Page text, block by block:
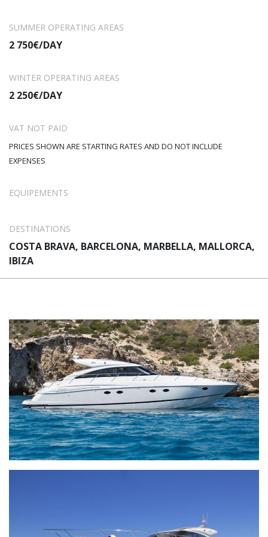
SUMMER OPERATING AREAS
2 750€/DAY
WINTER OPERATING AREAS
2 250€/DAY
VAT NOT PAID
PRICES SHOWN ARE STARTING RATES AND DO NOT INCLUDE
EXPENSES
EQUIPEMENTS
DESTINATIONS
COSTA BRAVA, BARCELONA, MARBELLA, MALLORCA,
IBIZA